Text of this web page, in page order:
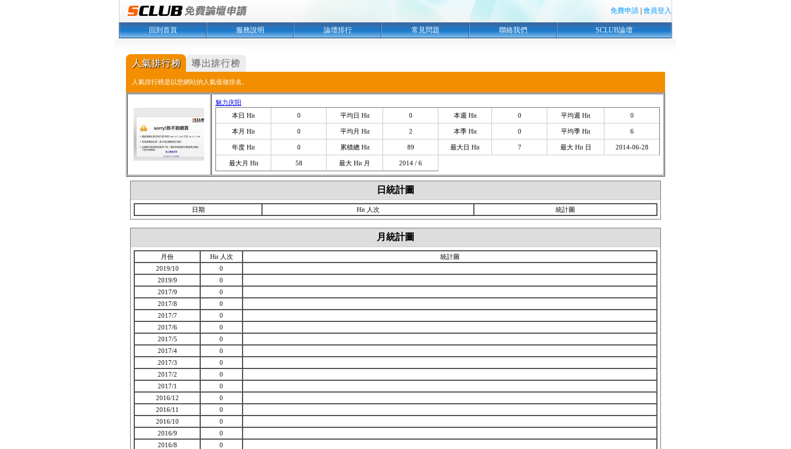
免費申請 會員登入
回到首頁 服務說明 論壇排行 常見問題 聯絡我們 SCLUB論壇
人氣排行榜是以您網站的人氣值做排名。
魅力庆阳
本日 Hit
0 平均日 Hit 0 本週 Hit 0 平均週 Hit 0
本月 Hit 0 平均月 Hit 2 本季 Hit 0 平均季 Hit 6
年度 Hit 0 累積總 Hit 89 最大日 Hit 7 最大 Hit 日 2014-06-28
最大月 Hit 58 最大 Hit 月 2014 / 6
日統計圖
日期 Hit 人次 統計圖
月統計圖
月份 Hit 人次
統計圖
2019/10
0
2019/9
0
2017/9
0
2017/8
0
2017/7
0
2017/6
0
2017/5
0
2017/4
0
2017/3
0
2017/2
0
2017/1
0
2016/12
0
2016/11
0
2016/10
0
2016/9
0
2016/8
0